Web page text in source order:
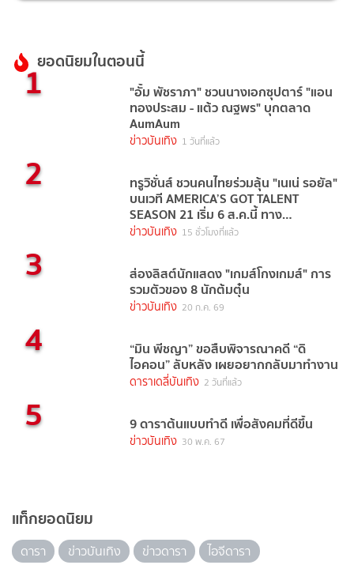
ยอดนิยมในตอนนี้
1 "อั้ม พัชราภา" ชวนนางเอกซุปตาร์ "แอน
ทองประสม - แต้ว ณฐพร" บุกตลาด
AumAum
ข่าวบันเทิง 1 วันที่แล้ว
2 ทรูวิชั่นส์ ชวนคนไทยร่วมลุ้น "เนเน่ รอยัล"
บนเวที AMERICA’S GOT TALENT
SEASON 21 เริ่ม 6 ส.ค.นี้ ทาง
TrueVisions NOW
ข่าวบันเทิง 15 ชั่วโมงที่แล้ว
3 ส่องลิสต์นักแสดง "เกมส์โกงเกมส์" การ
รวมตัวของ 8 นักต้มตุ๋น
ข่าวบันเทิง 20 ก.ค. 69
4 “มิน พีชญา” ขอสืบพิจารณาคดี “ดิ
ไอคอน” ลับหลัง เผยอยากกลับมาทำงาน
ดาราเดลี่บันเทิง 2 วันที่แล้ว
5 9 ดาราต้นแบบทำดี เพื่อสังคมที่ดีขึ้น
ข่าวบันเทิง 30 พ.ค. 67
แท็กยอดนิยม
ดารา ข่าวบันเทิง ข่าวดารา
ไอจีดารา